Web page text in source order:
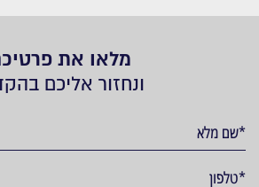
מלאו את
ונחזור אליכם